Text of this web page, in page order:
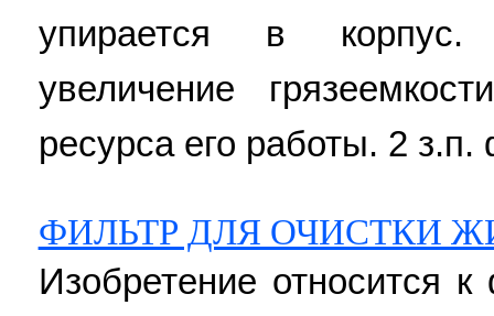
упирается в корпус.
увеличение
ресурса его работы. 2
ФИЛЬТР ДЛЯ ОЧИСТКИ
Изобретение относится